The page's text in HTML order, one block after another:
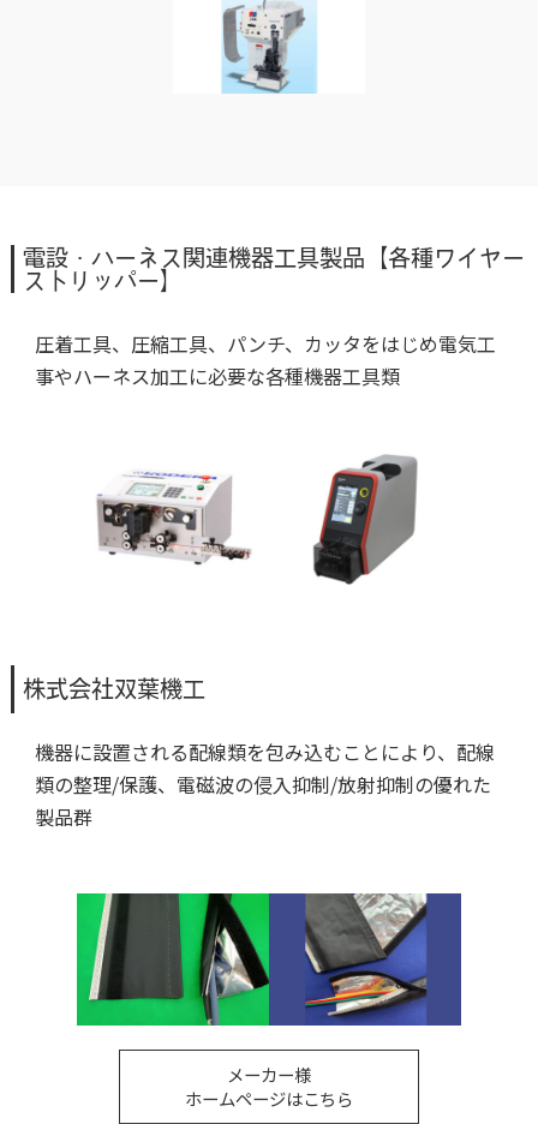
電設・ハーネス関連機器工具製品【各種ワイヤー
ストリッパー】
圧着工具、圧縮工具、パンチ、カッタをはじめ電気工
事やハーネス加工に必要な各種機器工具類
株式会社双葉機工
機器に設置される配線類を包み込むことにより、配線
類の整理/保護、電磁波の侵入抑制/放射抑制の優れた
製品群
メーカー様
ホームページはこちら